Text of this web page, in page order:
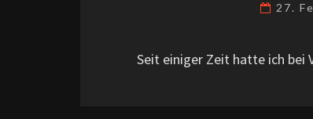
27.
Seit einiger Zeit hatte ich bei